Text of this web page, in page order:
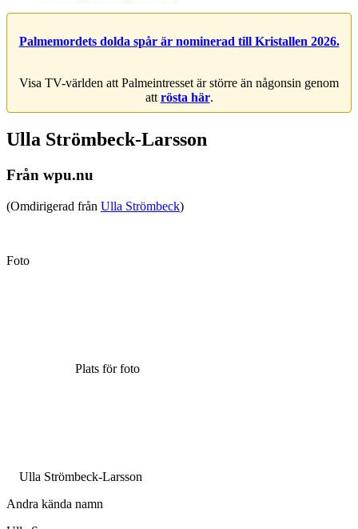
Palmemordets dolda spår är nominerad till Kristallen 2026.
Visa TV-världen att Palmeintresset är större än någonsin genom
att rösta här.
Ulla Strömbeck-Larsson
Från wpu.nu
(Omdirigerad från Ulla Strömbeck)
Foto
Plats för foto
Ulla Strömbeck-Larsson
Andra kända namn